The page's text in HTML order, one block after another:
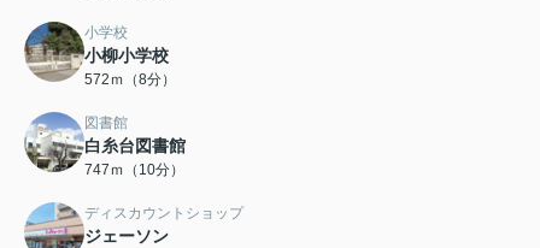
小学校
小柳小学校
572ｍ（8分）
図書館
白糸台図書館
747ｍ（10分）
ディスカウントショップ
ジェーソン